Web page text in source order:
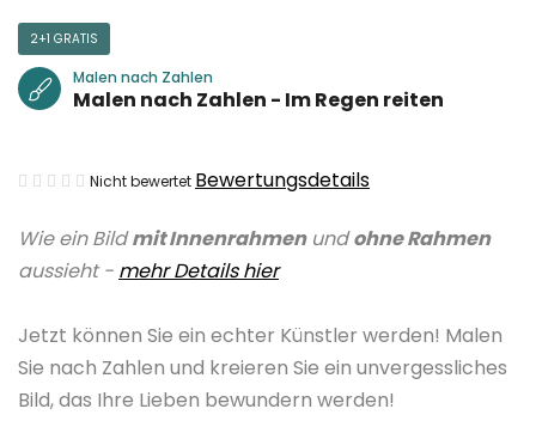
Wie ein Bildmit Innenrahmenundohne Rahmen
aussieht - mehr Details hier
Jetzt können Sie ein echter Künstler werden! Malen
Sie nach Zahlen und kreieren Sie ein unvergessliches
Bild, das Ihre Lieben bewundern werden!
2+1 GRATIS
Malen nach Zahlen
Malen nach Zahlen - Im Regen reiten
Die
Produktbewertung
ist
von
5
Sternen.
Nicht bewertet Bewertungsdetails